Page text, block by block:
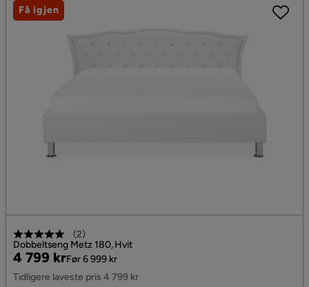
(2)
Dobbeltseng Metz 180, Hvit
Pris
4 799 kr
Original
Pris
Før 6 999 kr
Tidligere laveste pris 4 799 kr
Få igjen